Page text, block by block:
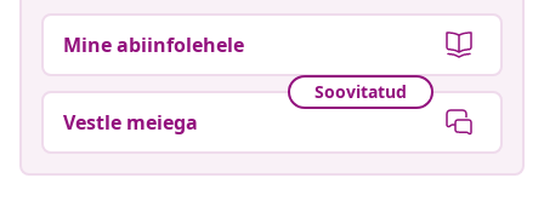
Mine abiinfolehele
Soovitatud
Vestle meiega